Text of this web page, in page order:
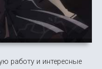
работу и интересные